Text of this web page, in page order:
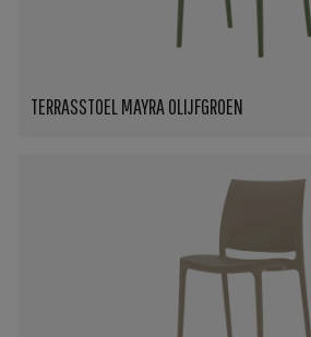
TERRASSTOEL MAYRA OLIJFGROEN